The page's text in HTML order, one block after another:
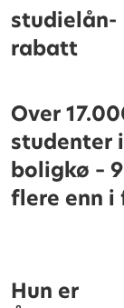
studielån-
rabatt
Over
studenter i
boligkø –
flere enn i
Hun er